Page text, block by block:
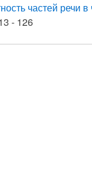
частей речи
- 126